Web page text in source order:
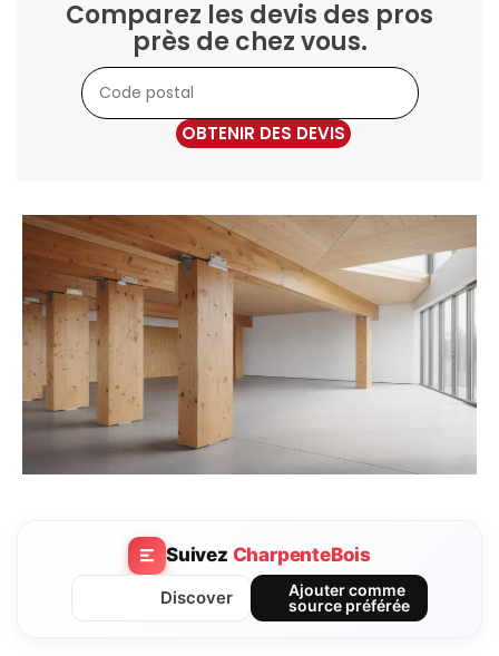
Comparez les devis des pros
près de chez vous.
OBTENIR DES DEVIS
Suivez CharpenteBois
Discover
Ajouter comme
source préférée